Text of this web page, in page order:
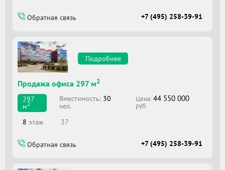
Обратная связь +7 (495) 258-39-91
Подробнее
Продажа офиса 297 м2
297
м2
Вместимоcть: 30
чел.
Цена:44 550 000
руб.
8 этаж 37
Обратная связь +7 (495) 258-39-91